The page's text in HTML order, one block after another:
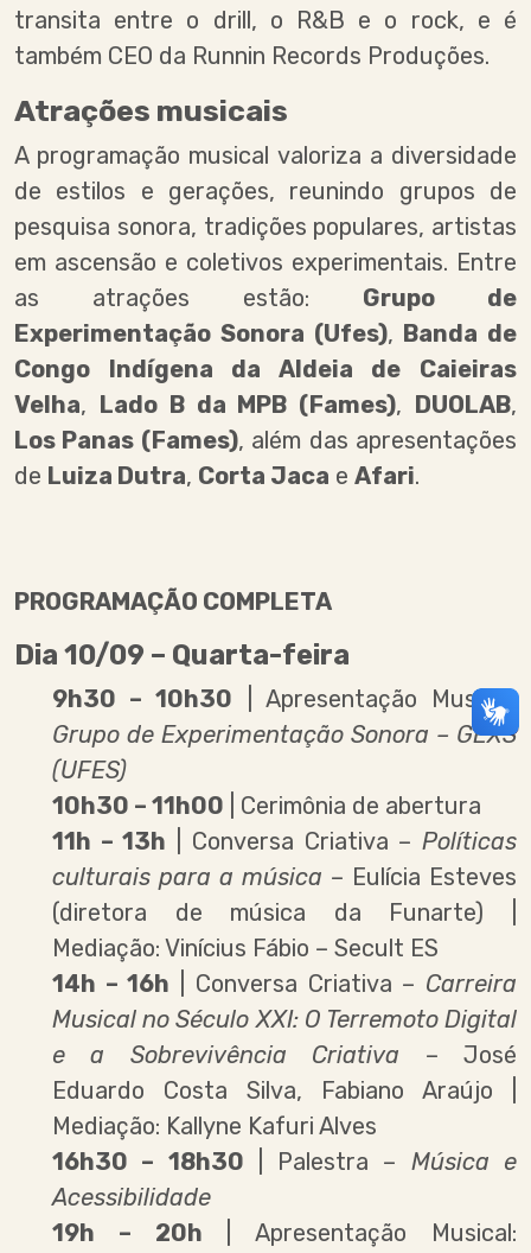
transita entre o drill, o R&B e o rock, e é
também CEO da Runnin Records Produções.
Atrações musicais
A programação musical valoriza a diversidade
de estilos e gerações, reunindo grupos de
pesquisa sonora, tradições populares, artistas
em ascensão e coletivos experimentais. Entre
as atrações estão: Grupo de
Experimentação Sonora (Ufes), Banda de
Congo Indígena da Aldeia de Caieiras
Velha, Lado B da MPB (Fames), DUOLAB,
Los Panas (Fames), além das apresentações
de Luiza Dutra, Corta Jaca e Afari.
PROGRAMAÇÃO COMPLETA
Dia 10/09 – Quarta-feira
9h30 – 10h30 | Apresentação Musical:
Grupo de Experimentação Sonora – GEXS
(UFES)
10h30 – 11h00 | Cerimônia de abertura
11h – 13h | Conversa Criativa –Políticas
culturais para a música – Eulícia Esteves
(diretora de música da Funarte) |
Mediação: Vinícius Fábio – Secult ES
14h – 16h | Conversa Criativa – Carreira
Musical no Século XXI: O Terremoto Digital
e a Sobrevivência Criativa – José
Eduardo Costa Silva, Fabiano Araújo |
Mediação: Kallyne Kafuri Alves
16h30 – 18h30 | Palestra – Música e
Acessibilidade
19h – 20h | Apresentação Musical: